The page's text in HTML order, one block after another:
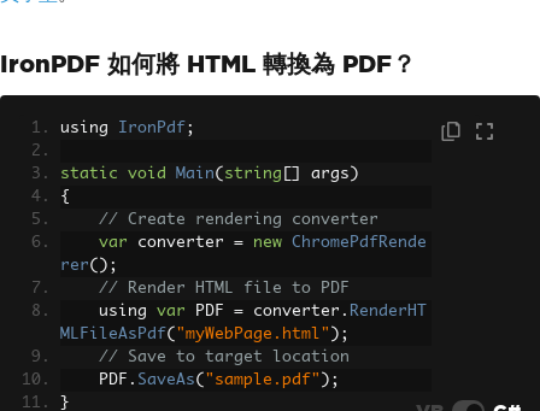
IronPDF 如何將 HTML 轉換為 PDF？
using IronPdf ;
static void Main( string args )
{
// Create rendering converter
var converter = new
ChromePdfRende
rer();
// Render HTML file to PDF
    using
var PDF = converter . RenderHT
MLFileAsPdf( "myWebPage.html" );
// Save to target location
    PDF
. SaveAs( "sample.pdf" );
}